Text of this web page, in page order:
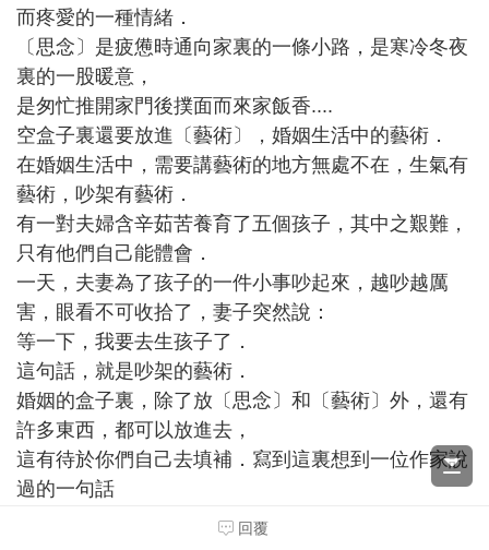
而疼愛的一種情緒．
〔思念〕是疲憊時通向家裏的一條小路，是寒冷冬夜
裏的一股暖意，
是匆忙推開家門後撲面而來家飯香....
空盒子裏還要放進〔藝術〕，婚姻生活中的藝術．
在婚姻生活中，需要講藝術的地方無處不在，生氣有
藝術，吵架有藝術．
有一對夫婦含辛茹苦養育了五個孩子，其中之艱難，
只有他們自己能體會．
一天，夫妻為了孩子的一件小事吵起來，越吵越厲
害，眼看不可收拾了，妻子突然說：
等一下，我要去生孩子了．
這句話，就是吵架的藝術．
婚姻的盒子裏，除了放〔思念〕和〔藝術〕外，還有
許多東西，都可以放進去，
這有待於你們自己去填補．寫到這裏想到一位作家說
過的一句話
〔你們生養他，教育他，你們的責任已盡，而你們給
回覆